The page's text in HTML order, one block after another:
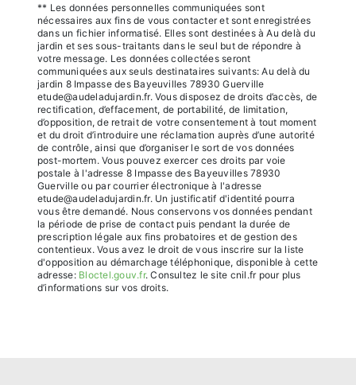
** Les données personnelles communiquées sont
nécessaires aux fins de vous contacter et sont enregistrées
dans un fichier informatisé. Elles sont destinées à Au delà du
jardin et ses sous-traitants dans le seul but de répondre à
votre message. Les données collectées seront
communiquées aux seuls destinataires suivants: Au delà du
jardin 8 Impasse des Bayeuvilles 78930 Guerville
etude@audeladujardin.fr. Vous disposez de droits d’accès, de
rectification, d’effacement, de portabilité, de limitation,
d’opposition, de retrait de votre consentement à tout moment
et du droit d’introduire une réclamation auprès d’une autorité
de contrôle, ainsi que d’organiser le sort de vos données
post-mortem. Vous pouvez exercer ces droits par voie
postale à l'adresse 8 Impasse des Bayeuvilles 78930
Guerville ou par courrier électronique à l'adresse
etude@audeladujardin.fr. Un justificatif d'identité pourra
vous être demandé. Nous conservons vos données pendant
la période de prise de contact puis pendant la durée de
prescription légale aux fins probatoires et de gestion des
contentieux. Vous avez le droit de vous inscrire sur la liste
d'opposition au démarchage téléphonique, disponible à cette
adresse: Bloctel.gouv.fr. Consultez le site cnil.fr pour plus
d’informations sur vos droits.